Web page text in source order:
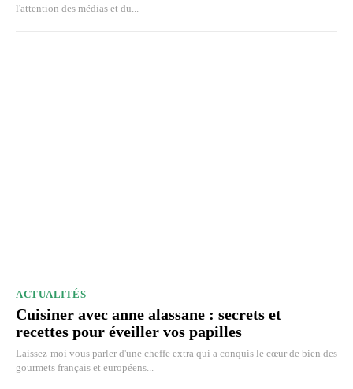
l'attention des médias et du...
ACTUALITÉS
Cuisiner avec anne alassane : secrets et
recettes pour éveiller vos papilles
Laissez-moi vous parler d'une cheffe extra qui a conquis le cœur de bien des
gourmets français et européens...